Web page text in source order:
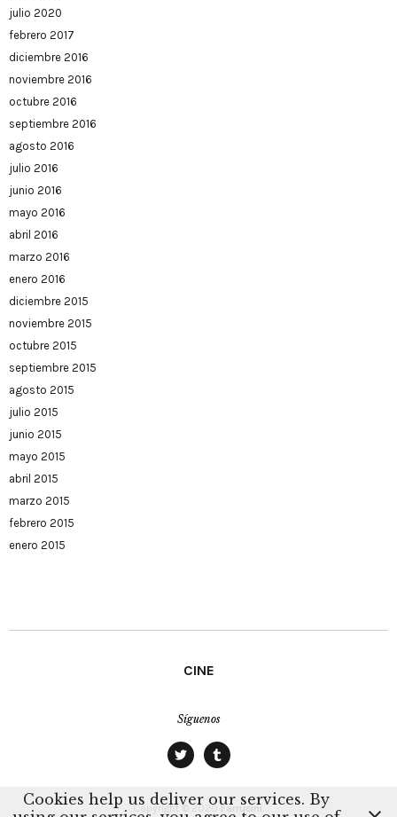
julio 2020
febrero 2017
diciembre 2016
noviembre 2016
octubre 2016
septiembre 2016
agosto 2016
julio 2016
junio 2016
mayo 2016
abril 2016
marzo 2016
enero 2016
diciembre 2015
noviembre 2015
octubre 2015
septiembre 2015
agosto 2015
julio 2015
junio 2015
mayo 2015
abril 2015
marzo 2015
febrero 2015
enero 2015
CINE
Síguenos
Copyright © 2020Farrucini.
Cookies help us deliver our services. By